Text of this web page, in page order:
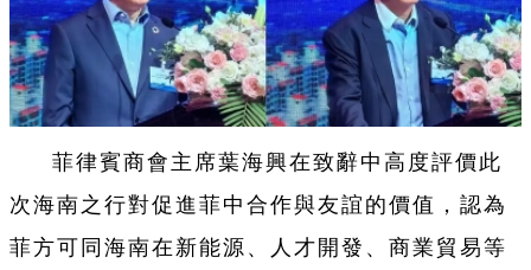
菲律賓商會主席葉海興在致辭中高度評價此
次海南之行對促進菲中合作與友誼的價值，認為
菲方可同海南在新能源、人才開發、商業貿易等